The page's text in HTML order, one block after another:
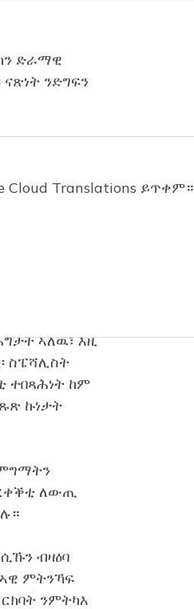
ድራማዊ
ንድግፍን
AARP “
ኣብ ክልቲኡ
ምንቅስቓስ
የኽእሎም፡
ኣለዉ፣ እዚ
ስፔሻሊስት
ተበጻሕነት ከም
ኩነታት
ለውጢ
ብዛዕባ
ምትንኻፍ
ንምትካእ
Translations ይጥቀም።